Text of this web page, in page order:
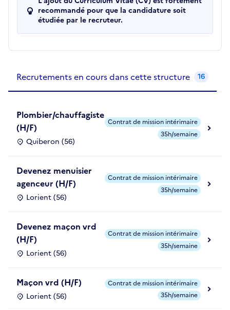
recommandé pour que la candidature soit
étudiée par le recruteur.
Recrutements en cours dans cette structure 16
Plombier/chauffagiste
(H/F)
Quiberon (56)
Contrat de mission intérimaire
35h/semaine
Devenez menuisier
agenceur (H/F)
Lorient (56)
Contrat de mission intérimaire
35h/semaine
Devenez maçon vrd
(H/F)
Lorient (56)
Contrat de mission intérimaire
35h/semaine
Maçon vrd (H/F)
Lorient (56)
Contrat de mission intérimaire
35h/semaine